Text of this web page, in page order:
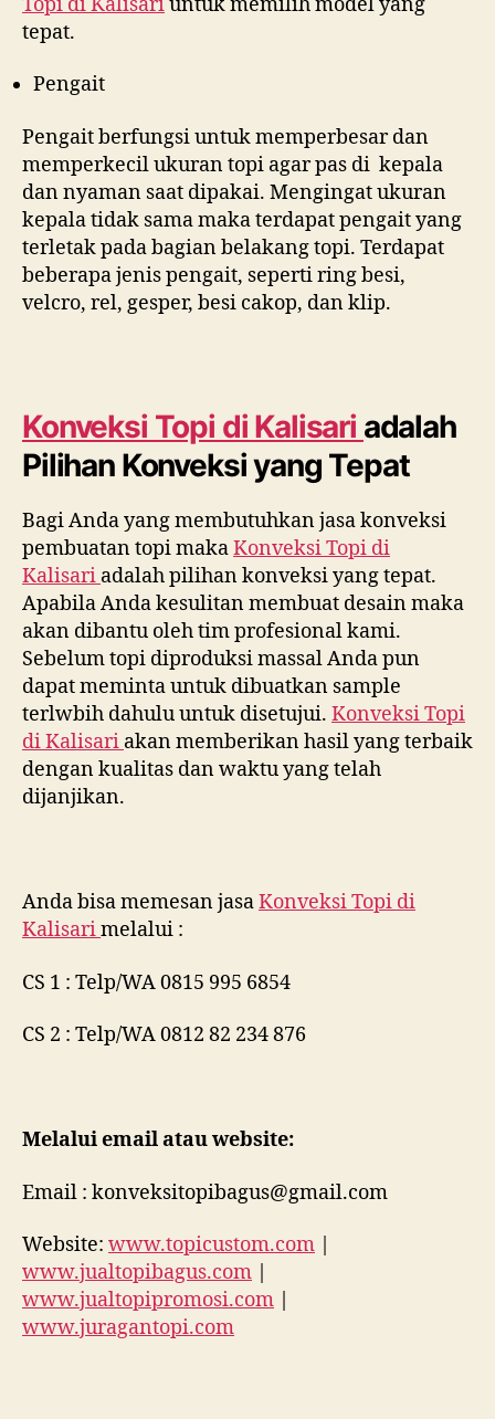
tepat.
Pengait
Pengait berfungsi untuk memperbesar dan
memperkecil ukuran topi agar pas di kepala
dan nyaman saat dipakai. Mengingat ukuran
kepala tidak sama maka terdapat pengait yang
terletak pada bagian belakang topi. Terdapat
beberapa jenis pengait, seperti ring besi,
velcro, rel, gesper, besi cakop, dan klip.
Konveksi Topi di Kalisari adalah
Pilihan Konveksi yang Tepat
Bagi Anda yang membutuhkan jasa konveksi
pembuatan topi makaKonveksi Topi di
Kalisari adalah pilihan konveksi yang tepat.
Apabila Anda kesulitan membuat desain maka
akan dibantu oleh tim profesional kami.
Sebelum topi diproduksi massal Anda pun
dapat meminta untuk dibuatkan sample
terlwbih dahulu untuk disetujui. Konveksi Topi
diKalisari akan memberikan hasil yang terbaik
dengan kualitas dan waktu yang telah
dijanjikan.
Anda bisa memesan jasaKonveksi Topi di
Kalisarimelalui :
CS 1 : Telp/WA 0815 995 6854
CS 2 : Telp/WA 0812 82 234 876
Melalui email atau website:
Email : konveksitopibagus@gmail.com
Website: www.topicustom.com
www.jualtopibagus.com
www.jualtopipromosi.com
www.juragantopi.com